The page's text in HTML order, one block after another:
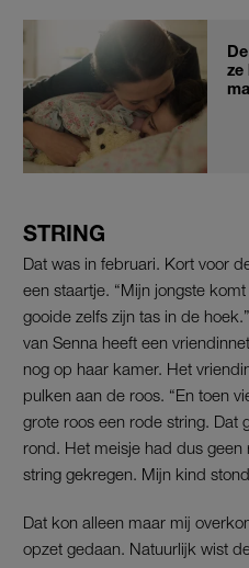
ze
STRING
Dat was in februari. Kort voor
een staartje. “Mijn jongste
gooide zelfs zijn tas in de
van Senna heeft een
nog op haar kamer. Het
pulken aan de roos. “En toen
grote roos een rode string. Dat
rond. Het meisje had dus
string gekregen. Mijn kind
Dat kon alleen maar mij
opzet gedaan. Natuurlijk wist